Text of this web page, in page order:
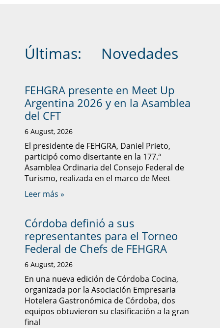
Últimas: Novedades
FEHGRA presente en Meet Up
Argentina 2026 y en la Asamblea
del CFT
6 August, 2026
El presidente de FEHGRA, Daniel Prieto,
participó como disertante en la 177.ª
Asamblea Ordinaria del Consejo Federal de
Turismo, realizada en el marco de Meet
Leer más »
Córdoba definió a sus
representantes para el Torneo
Federal de Chefs de FEHGRA
6 August, 2026
En una nueva edición de Córdoba Cocina,
organizada por la Asociación Empresaria
Hotelera Gastronómica de Córdoba, dos
equipos obtuvieron su clasificación a la gran
final